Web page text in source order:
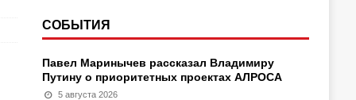
СОБЫТИЯ
Павел Маринычев рассказал Владимиру
Путину о приоритетных проектах АЛРОСА
5 августа 2026